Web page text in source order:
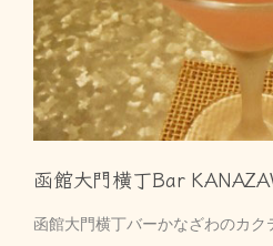
函館大門横丁Bar
函館大門横丁バーかなざわのカク